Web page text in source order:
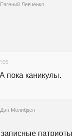
Евгений Левченко
пока каникулы.
Дэн Молибден
патриоты